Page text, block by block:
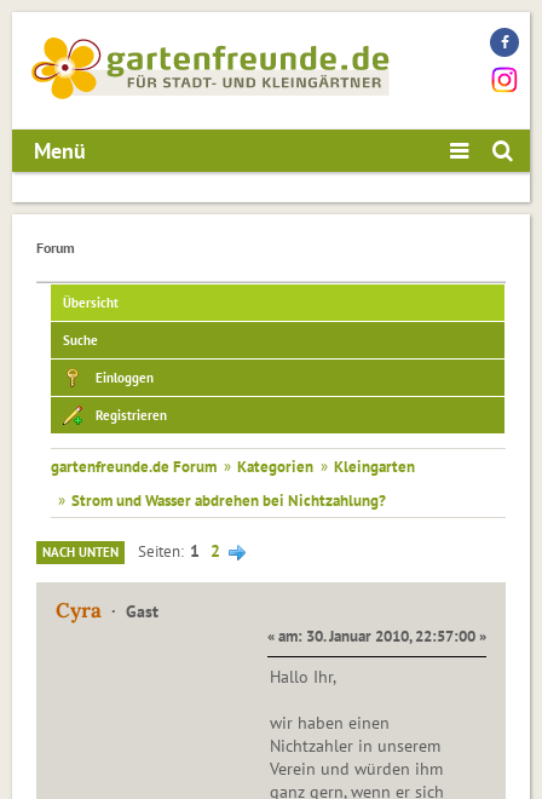
Menü
Forum
Übersicht
Suche
Einloggen
Registrieren
gartenfreunde.de Forum » Kategorien » Kleingarten
» Strom und Wasser abdrehen bei Nichtzahlung?
NACH UNTEN Seiten 1 2
Cyra Gast
« am: 30. Januar 2010, 22:57:00 »
Hallo Ihr,
wir haben einen
Nichtzahler in unserem
Verein und würden ihm
ganz gern, wenn er sich